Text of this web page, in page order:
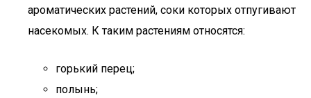
ароматических растений, соки которых отпугивают
насекомых. К таким растениям относятся:
горький перец;
полынь;